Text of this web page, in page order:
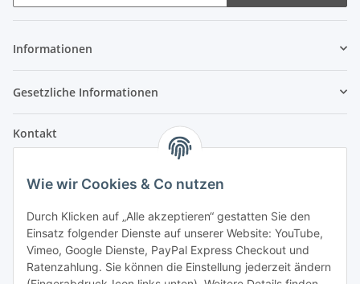
Informationen
Gesetzliche Informationen
Kontakt
Im Weiherfeld 10
Montag bis Freitag
Ladengeschäft: 8.00 Uhr - 17.00 Uhr
Werkstatt: 7.30 Uhr - 16.30 Uhr
Wie wir Cookies & Co nutzen
Durch Klicken auf „Alle akzeptieren“ gestatten Sie den
Einsatz folgender Dienste auf unserer Website: YouTube,
Vimeo, Google Dienste, PayPal Express Checkout und
Ratenzahlung. Sie können die Einstellung jederzeit ändern